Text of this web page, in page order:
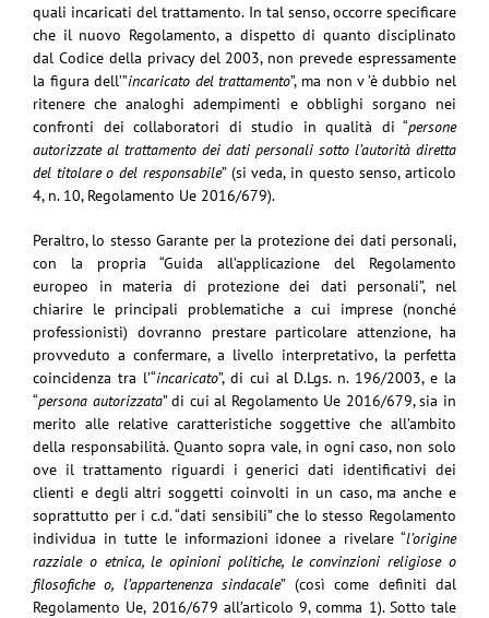
quali incaricati del trattamento. In tal senso, occorre specificare
che il nuovo Regolamento, a dispetto di quanto disciplinato
dal Codice della privacy del 2003, non prevede espressamente
la figura dell’”incaricato del trattamento”, ma non v ’è dubbio nel
ritenere che analoghi adempimenti e obblighi sorgano nei
confronti dei collaboratori di studio in qualità di “persone
autorizzate al trattamento dei dati personali sotto l’autorità diretta
del titolare o del responsabile” (si veda, in questo senso, articolo
4, n. 10, Regolamento Ue 2016/679).
Peraltro, lo stesso Garante per la protezione dei dati personali,
con la propria “Guida all’applicazione del Regolamento
europeo in materia di protezione dei dati personali”, nel
chiarire le principali problematiche a cui imprese (nonché
professionisti) dovranno prestare particolare attenzione, ha
provveduto a confermare, a livello interpretativo, la perfetta
coincidenza tra l’“incaricato”, di cui al D.Lgs. n. 196/2003, e la
“persona autorizzata” di cui al Regolamento Ue 2016/679, sia in
merito alle relative caratteristiche soggettive che all’ambito
della responsabilità. Quanto sopra vale, in ogni caso, non solo
ove il trattamento riguardi i generici dati identificativi dei
clienti e degli altri soggetti coinvolti in un caso, ma anche e
soprattutto per i c.d. “dati sensibili” che lo stesso Regolamento
individua in tutte le informazioni idonee a rivelare “l’origine
razziale o etnica, le opinioni politiche, le convinzioni religiose o
filosofiche o, l’appartenenza sindacale” (così come definiti dal
Regolamento Ue, 2016/679 all’articolo 9, comma 1). Sotto tale